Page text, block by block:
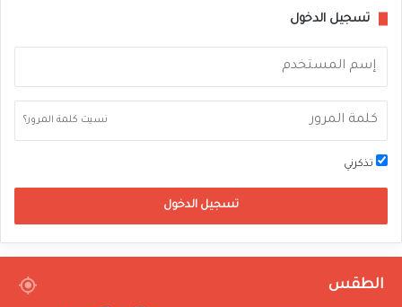
تسجيل الدخول
نسيت كلمة المرور؟
تذكرني
تسجيل الدخول
الطقس